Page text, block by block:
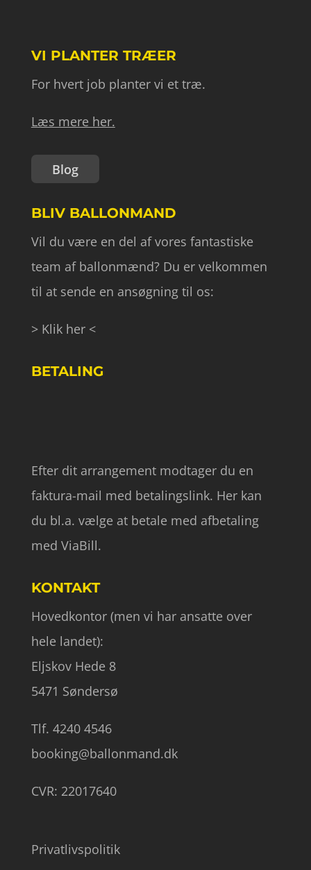
VI PLANTER TRÆER
For hvert job planter vi et træ.
Læs mere her.
Blog
BLIV BALLONMAND
Vil du være en del af vores fantastiske
team af ballonmænd? Du er velkommen
til at sende en ansøgning til os:
> Klik her <
BETALING
Efter dit arrangement modtager du en
faktura-mail med betalingslink. Her kan
du bl.a. vælge at betale med afbetaling
med ViaBill.
KONTAKT
Hovedkontor (men vi har ansatte over
hele landet):
Eljskov Hede 8
5471 Søndersø
Tlf. 4240 4546
booking@ballonmand.dk
CVR: 22017640
Privatlivspolitik